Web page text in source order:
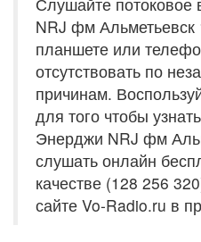
NRJ фм Альметьевск
планшете или
отсутствовать по
причинам.
для того чтобы
Энерджи NRJ фм
слушать онлайн
качестве (128 256
сайте Vo-Radio.ru в